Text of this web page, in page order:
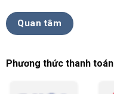
Quan tâm
Phương thức thanh toán